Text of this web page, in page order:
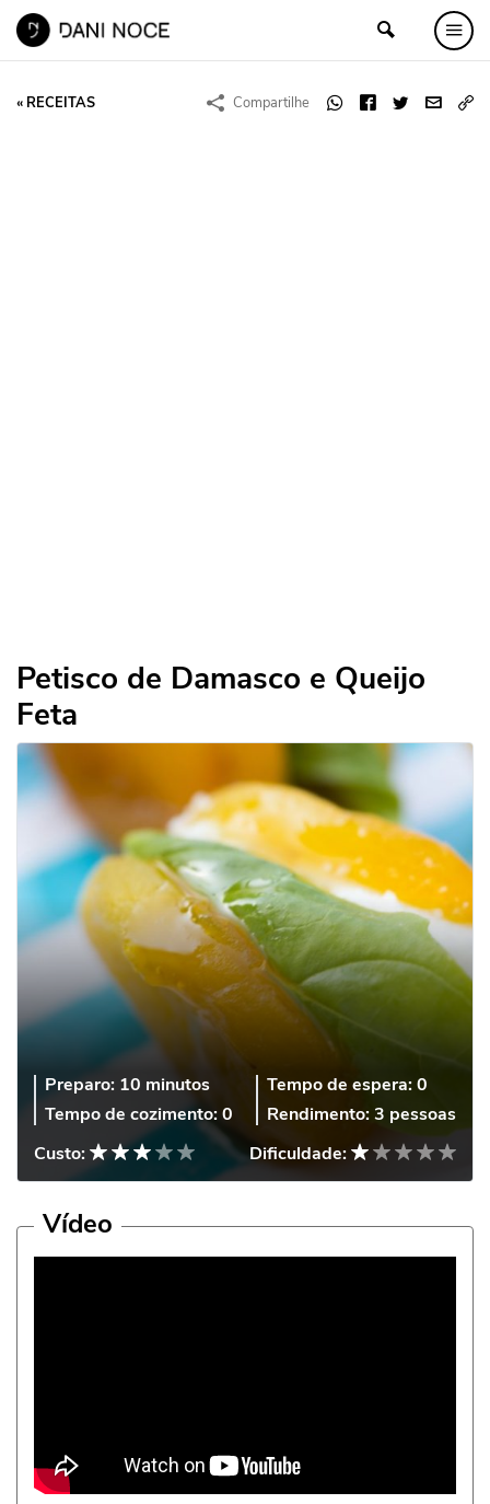
« RECEITAS Compartilhe
Petisco de Damasco e Queijo
Feta
Preparo: 10 minutos
Tempo de cozimento:0
Tempo de espera:0
Rendimento:3 pessoas
Custo:
Dificuldade:
Vídeo